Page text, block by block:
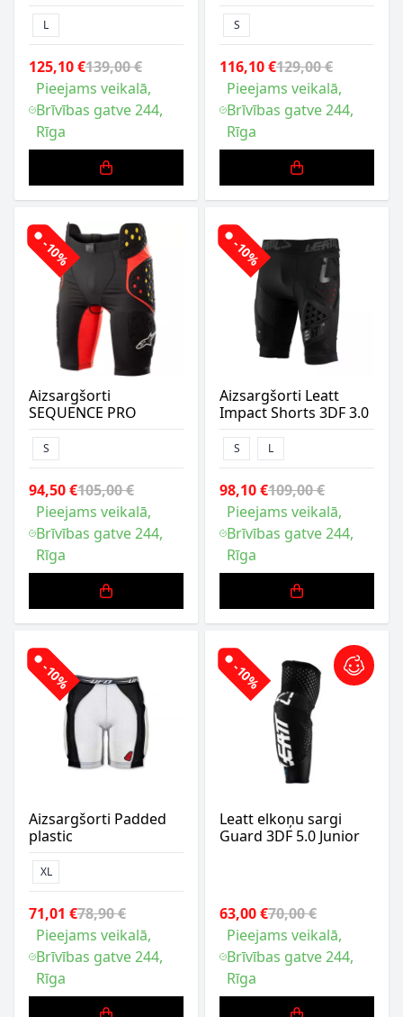
L
125,10 €139,00 €
Pieejams veikalā,
Brīvības gatve 244,
Rīga
S
116,10 €129,00 €
Pieejams veikalā,
Brīvības gatve 244,
Rīga
-10%
Aizsargšorti
SEQUENCE PRO
S
94,50 €105,00 €
Pieejams veikalā,
Brīvības gatve 244,
Rīga
-10%
Aizsargšorti Leatt
Impact Shorts 3DF 3.0
S L
98,10 €109,00 €
Pieejams veikalā,
Brīvības gatve 244,
Rīga
-10%
Aizsargšorti Padded
plastic
XL
71,01 €78,90 €
Pieejams veikalā,
Brīvības gatve 244,
Rīga
-10%
Leatt elkoņu sargi
Guard 3DF 5.0 Junior
63,00 €70,00 €
Pieejams veikalā,
Brīvības gatve 244,
Rīga